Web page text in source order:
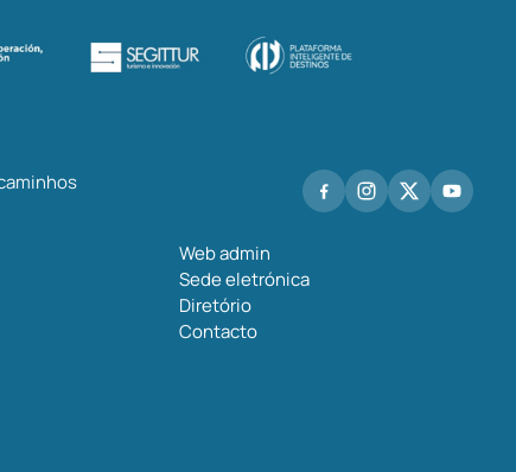
Web admin
Sede eletrónica
Diretório
Contacto